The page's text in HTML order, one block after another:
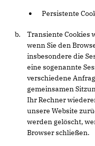
Persistente
Transiente Cookies
wenn Sie den
insbesondere die
eine sogenannte
verschiedene
gemeinsamen
Ihr Rechner
unsere Website
werden gelöscht,
Browser schließen.